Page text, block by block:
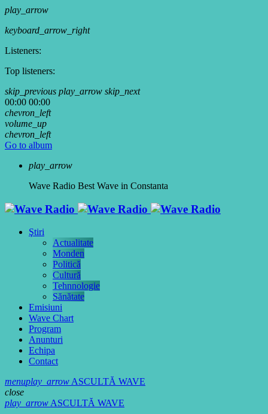
play_arrow
keyboard_arrow_right
Listeners:
Top listeners:
skip_previous play_arrow skip_next
00:00 00:00
chevron_left
volume_up
chevron_left
Go to album
play_arrow
Wave Radio Best Wave in Constanta
Ştiri
Actualitate
Monden
Politică
Cultură
Tehnnologie
Sănătate
Emisiuni
Wave Chart
Program
Anunturi
Echipa
Contact
menuplay_arrowASCULTĂ WAVE
close
play_arrowASCULTĂ WAVE